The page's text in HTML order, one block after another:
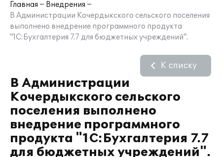
Главная
Внедрения
В Администрации Кочердыкского сельского поселения
выполнено внедрение программного продукта
"1С:Бухгалтерия 7.7 для бюджетных учреждений".
В Администрации
Кочердыкского сельского
поселения выполнено
внедрение программного
продукта "1С:Бухгалтерия 7.7
для бюджетных учреждений".
К списку